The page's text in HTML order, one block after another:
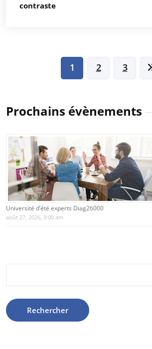
contraste
Pagination
publications
1 2 3
Prochains évènements
Université d’été experts Diag26000
août 27, 2026, 9:00 am